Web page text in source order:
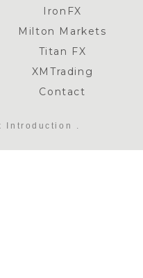
IronFX
Milton Markets
Titan FX
XMTrading
Contact
Introduction .